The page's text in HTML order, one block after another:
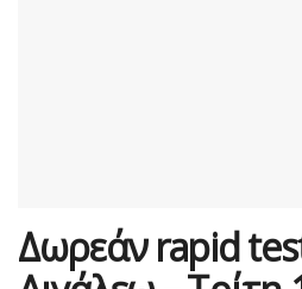
Δωρεάν rapid